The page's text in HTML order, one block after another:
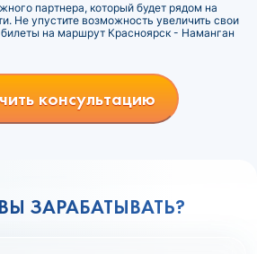
партнера, который будет рядом на
Не упустите возможность увеличить свои
на маршрут Красноярск - Наманган
консультацию
ЗАРАБАТЫВАТЬ?